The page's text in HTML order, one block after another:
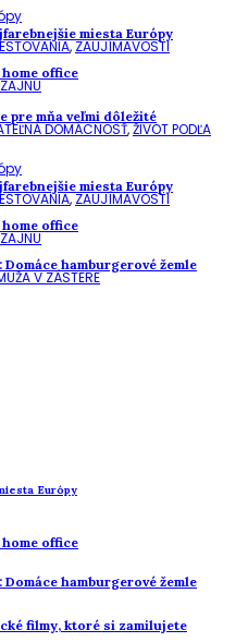
miesta Európy
,ZAUJÍMAVOSTI
office
pre mňa veľmi dôležité
DOMÁCNOSŤ,ŽIVOT PODĽA
miesta Európy
,ZAUJÍMAVOSTI
office
hamburgerové žemle
V ZÁSTERE
Európy
office
hamburgerové žemle
filmy, ktoré si zamilujete